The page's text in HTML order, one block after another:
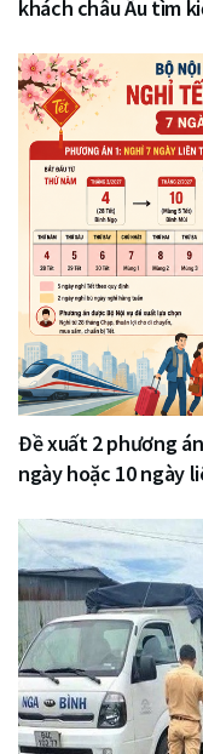
khách châu Âu tìm
Đề xuất 2 phương
ngày hoặc 10 ngày